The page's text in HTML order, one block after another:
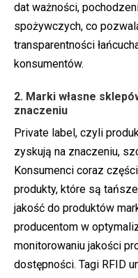
dat ważności,
spożywczych, co
transparentności
konsumentów.
2. Marki własne
znaczeniu
Private label, czyli
zyskują na znaczeniu,
Konsumenci coraz
produkty, które są
jakość do produktów
producentom w
monitorowaniu jakości
dostępności. Tagi RFID